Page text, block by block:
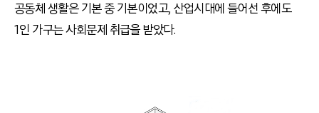
공동체 생활은 기본 중 기본이었고, 산업시대에 들어선 후에도
1인 가구는 사회문제 취급을 받았다.